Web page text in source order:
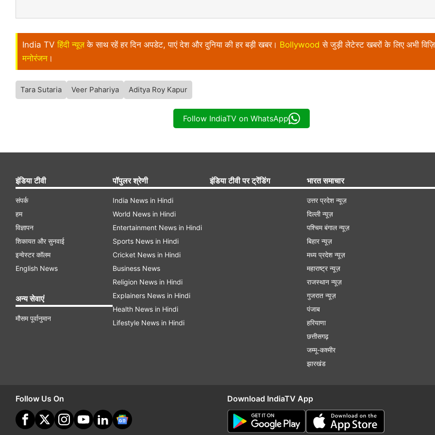
India TV हिंदी न्यूज़ के साथ रहें हर दिन अपडेट, पाएं देश और दुनिया की हर बड़ी खबर। Bollywood से जुड़ी लेटेस्ट खबरों के लिए अभी
मनोरंजन ।
Tara Sutaria Veer Pahariya Aditya Roy Kapur
Follow IndiaTV on WhatsApp
इंडिया टीवी
संपर्क
हम
विज्ञापन
शिकायत और सुनवाई
इन्वेस्टर कॉलम
English News
अन्य सेवाएं
मौसम पूर्वानुमान
पॉपुलर श्रेणी
India News in Hindi
World News in Hindi
Entertainment News in Hindi
Sports News in Hindi
Cricket News in Hindi
Business News
Religion News in Hindi
Explainers News in Hindi
Health News in Hindi
Lifestyle News in Hindi
इंडिया टीवी पर ट्रेंडिंग भारत समाचार
उत्तर प्रदेश न्यूज़
दिल्ली न्यूज़
पश्चिम बंगाल न्यूज़
बिहार न्यूज़
मध्य प्रदेश न्यूज़
महाराष्ट्र न्यूज़
राजस्थान न्यूज़
गुजरात न्यूज़
पंजाब
हरियाणा
छत्तीसगढ़
जम्मू-कश्मीर
झारखंड
Follow Us On Download IndiaTV App